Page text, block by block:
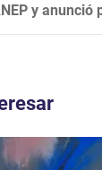
y anunció